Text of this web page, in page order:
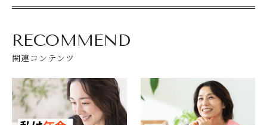
RECOMMEND
関連コンテンツ